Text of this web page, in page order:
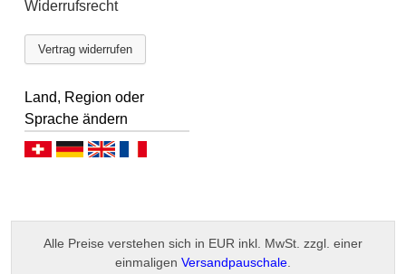
Widerrufsrecht
Vertrag widerrufen
Land, Region oder
Sprache ändern
Deutsch (CH)Deutsch (DE)
Alle Preise verstehen sich in EUR inkl. MwSt. zzgl. einer
einmaligen Versandpauschale.